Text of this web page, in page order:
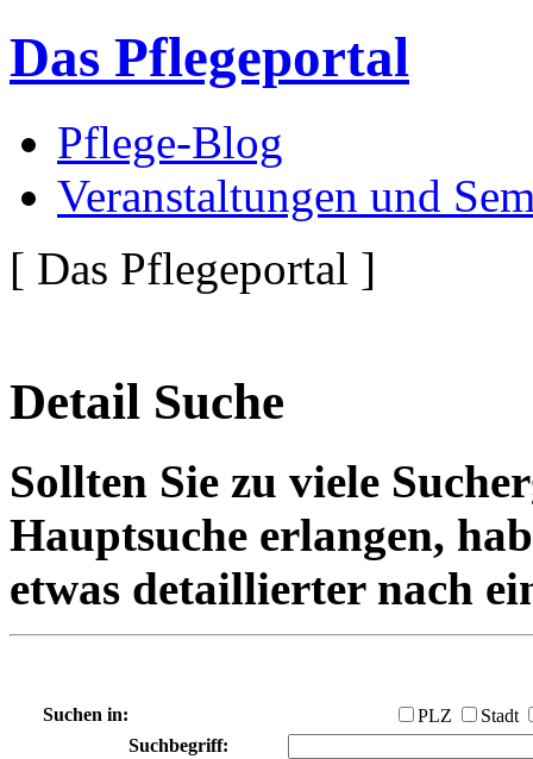
Das Pflegeportal
Pflege-Blog
Veranstaltungen und
[ Das Pflegeportal ]
Detail Suche
Sollten Sie zu viele
Hauptsuche erlangen,
etwas detaillierter nach
Suchen in: PLZ
Stadt
Suchbegriff: